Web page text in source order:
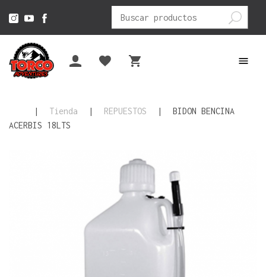
Buscar
por:
| Tienda | REPUESTOS |
BIDON BENCINA
ACERBIS 18LTS